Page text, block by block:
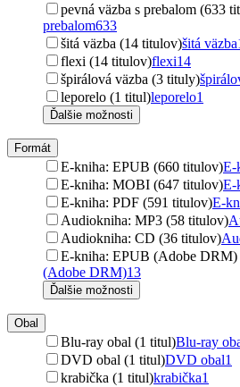
pevná väzba s prebalom (633
prebalom633
šitá väzba (14 titulov)šitá väzba
flexi (14 titulov)flexi14
špirálová väzba (3 tituly)
leporelo (1 titul)leporelo1
Ďalšie možnosti
Formát
E-kniha: EPUB (660 titulov)E-
E-kniha: MOBI (647 titulov)E-
E-kniha: PDF (591 titulov)E-
Audiokniha: MP3 (58 titulov)
Audiokniha: CD (36 titulov)
E-kniha: EPUB (Adobe
(Adobe DRM)13
Ďalšie možnosti
Obal
Blu-ray obal (1 titul)Blu-ray
DVD obal (1 titul)DVD obal1
krabička (1 titul)krabička1